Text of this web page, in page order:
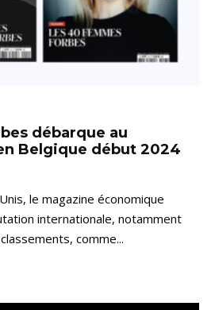
débarque au
Belgique début 2024
le magazine économique
internationale, notamment
comme...